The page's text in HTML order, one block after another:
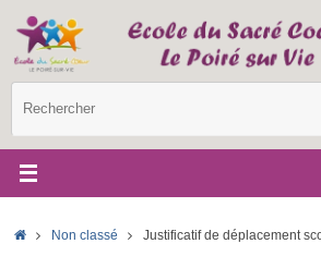
contenu
AccueilNon classé Justificatif de déplacement